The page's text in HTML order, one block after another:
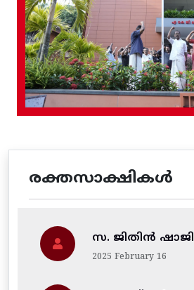
രക്തസാക്ഷികൾ
സ. ജിതിന്‍ ഷാജി
2025 February 16